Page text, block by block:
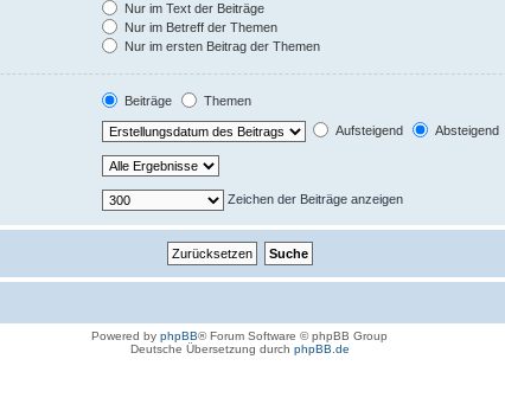
Nur im Text der Beiträge
Nur im Betreff der Themen
Nur im ersten Beitrag der Themen
Beiträge
Themen
Aufsteigend Absteigend
Zeichen der Beiträge anzeigen
Powered by phpBB® Forum Software © phpBB Group
Deutsche Übersetzung durch phpBB.de